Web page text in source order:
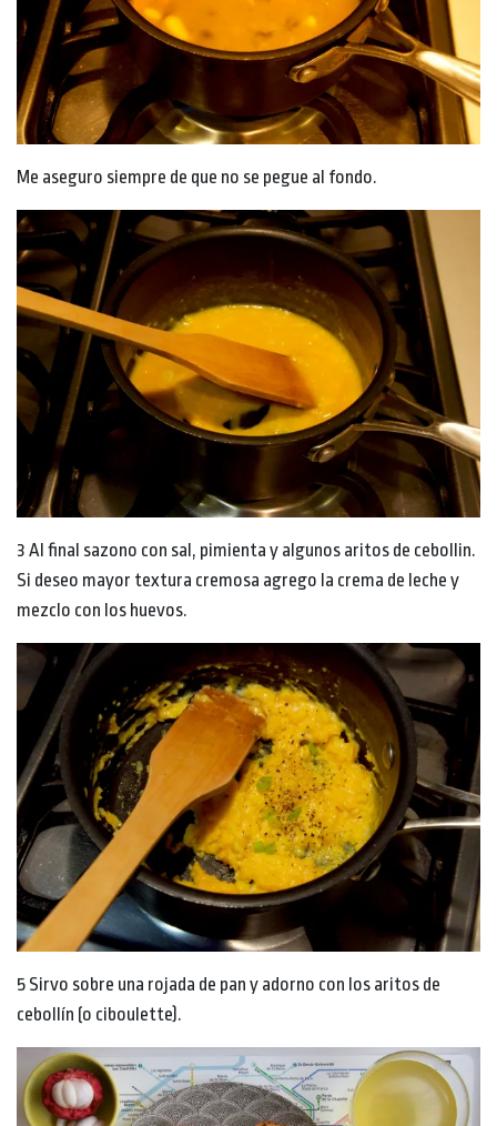
Me aseguro siempre de que no se pegue al fondo.
3 Al final sazono con sal, pimienta y algunos aritos de cebollin.
Si deseo mayor textura cremosa agrego la crema de leche y
mezclo con los huevos.
5 Sirvo sobre una rojada de pan y adorno con los aritos de
cebollín (o ciboulette).